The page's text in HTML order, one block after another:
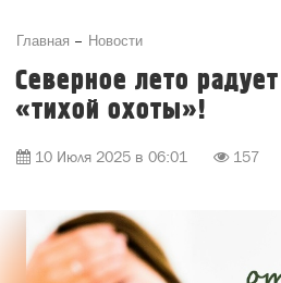
Главная Новости
Северное лето
«тихой охоты»!
10 Июля 2025 в 06:01 157